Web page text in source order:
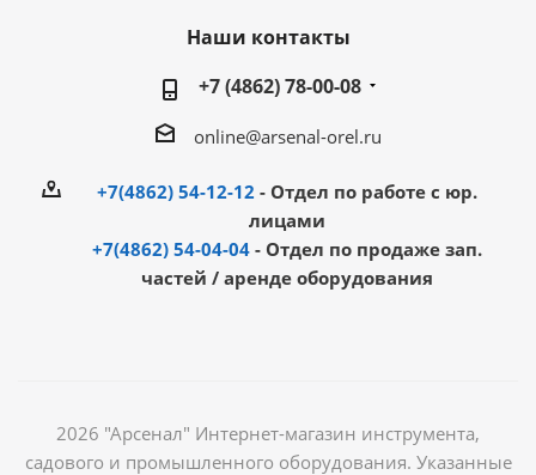
Наши контакты
+7 (4862) 78-00-08
online@arsenal-orel.ru
+7(4862) 54-12-12 - Отдел по работе с юр.
лицами
+7(4862) 54-04-04 - Отдел по продаже зап.
частей / аренде оборудования
2026 "Арсенал" Интернет-магазин инструмента,
садового и промышленного оборудования. Указанные